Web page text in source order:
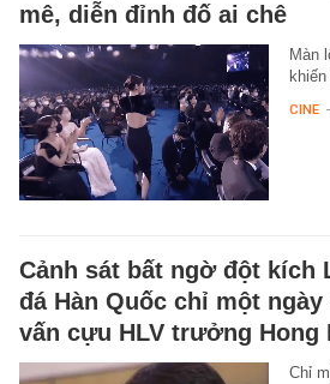
mê, diễn đỉnh đố ai chê
Màn
CINE -
Cảnh sát bất ngờ đột kích
đá Hàn Quốc chỉ một
vấn cựu HLV trưởng Hong
Chỉ